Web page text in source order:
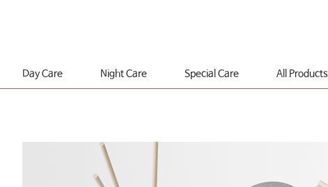
Day Care Night Care Special Care All Products